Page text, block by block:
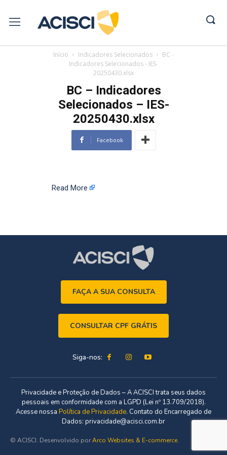
Início Indicadores Selecionados
BC -
Indicadores Selecionados - IES-
20250430.xlsx
BC – Indicadores
Selecionados – IES-
20250430.xlsx
Facebook
Read More
FAÇA A SUA CONSULTA
CONSULTAR CPF GRÁTIS
Siga-nos:
Privacidade e Proteção de Dados – A ACISCI trata seus dados
pessoais em conformidade com a LGPD (Lei nº 13.709/2018).
Acesse nossa Política de Privacidade. Contato do Encarregado de
Dados: privacidade@acisci.com.br
© ACISCI. Desenvolvido porArco Websites & E-commerce.